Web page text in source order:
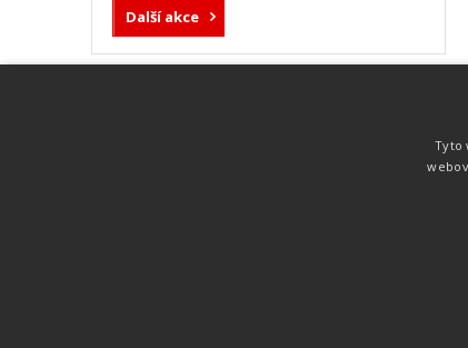
Další akce
technologie od společnosti MYLAPS.
technologie je používána na
. Publikování a šíření obsahu je
Tyto